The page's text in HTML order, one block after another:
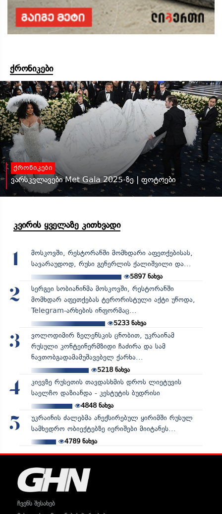
ქრონიკები
ქრონიკები
ვარსკვლავები Met Gala 2025-ზე | ფოტოები
კვირის ყველაზე კითხვადი
1
მოსკოვში, რესტორანში მომხდარი აფეთქებისას,
სავარაუდოდ, რუსი გენერლის ქალიშვილი და...
5897 ნახვა
2
სერგეი სობიანინმა მოსკოვში, რესტორანში
მომხდარ აფეთქებას ტერორისტული აქტი უწოდა,
Telegram-არხების ინფორმაც...
5233ნახვა
3
ვოლოდიმირ ზელენსკის ცნობით, უკრაინამ
რუსული კონტეინერმზიდი ჩაძირა და სამ
ნავთობგადამამუშავებელ ქარხა...
5218ნახვა
4
კიევზე რუსეთის თავდასხმის დროს ლიეტუვის
საელჩო დაზიანდა - კესტუტის ბუდრისი
4848ნახვა
5
უკრაინის ძალებმა ანექსირებულ ყირიმში რუსულ
სამხედრო ობიექტებზე იერიშები მიიტანეს...
4789ნახვა
ჩვენს შესახებ